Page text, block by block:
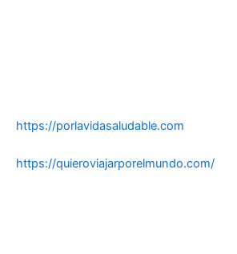
https://porlavidasaludable.com
https://quieroviajarporelmundo.com/